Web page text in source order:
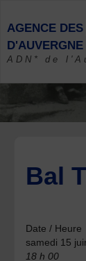
content
AGENCE DES
D'AUVERGNE
ADN* de
Bal
Date / Heure
samedi 15
18 h 00